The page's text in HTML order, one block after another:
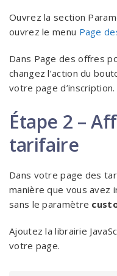
Ouvrez la section
ouvrez le menu Page
Dans Page des offres
changez l’action du
votre page d’inscription.
Étape 2 –
tarifaire
Dans votre page des
manière que vous avez
sans le paramètre
Ajoutez la librairie
votre page.